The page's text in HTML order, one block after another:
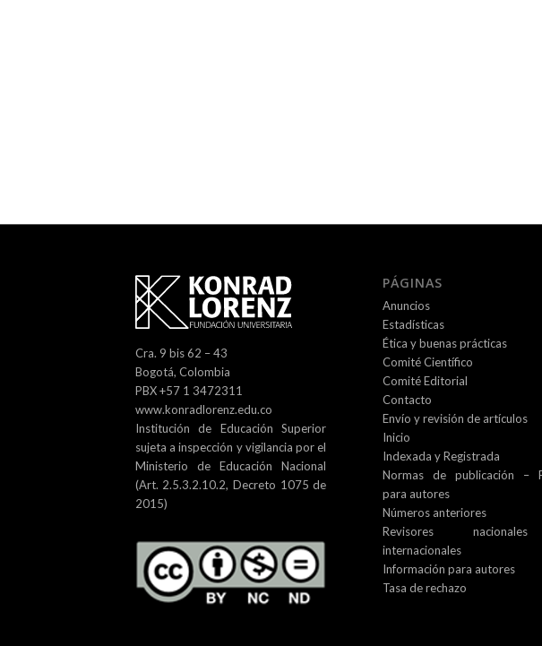
Cra. 9 bis 62 – 43
Bogotá, Colombia
PBX +57 1 3472311
www.konradlorenz.edu.co
Institución de Educación Superior
sujeta a inspección y vigilancia por el
Ministerio de Educación Nacional
(Art. 2.5.3.2.10.2, Decreto 1075 de
2015)
PÁGINAS
Anuncios
Estadísticas
Ética y buenas prácticas
Comité Científico
Comité Editorial
Contacto
Envío y revisión de artículos
Inicio
Indexada y Registrada
Normas de publicación –
para autores
Números anteriores
Revisores
internacionales
Información para autores
Tasa de rechazo